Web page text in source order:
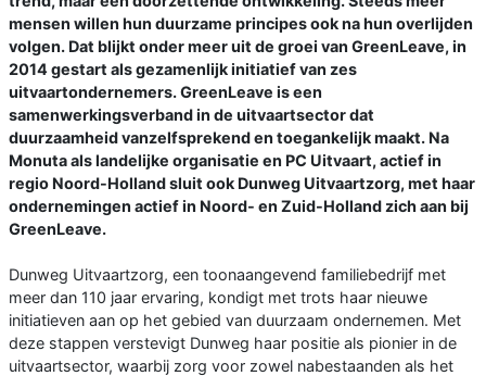
mensen willen hun duurzame principes ook na hun overlijden
volgen. Dat blijkt onder meer uit de groei van GreenLeave, in
2014 gestart als gezamenlijk initiatief van zes
uitvaartondernemers. GreenLeave is een
samenwerkingsverband in de uitvaartsector dat
duurzaamheid vanzelfsprekend en toegankelijk maakt. Na
Monuta als landelijke organisatie en PC Uitvaart, actief in
regio Noord-Holland sluit ook Dunweg Uitvaartzorg, met haar
ondernemingen actief in Noord- en Zuid-Holland zich aan bij
GreenLeave.
Dunweg Uitvaartzorg, een toonaangevend familiebedrijf met
meer dan 110 jaar ervaring, kondigt met trots haar nieuwe
initiatieven aan op het gebied van duurzaam ondernemen. Met
deze stappen verstevigt Dunweg haar positie als pionier in de
uitvaartsector, waarbij zorg voor zowel nabestaanden als het